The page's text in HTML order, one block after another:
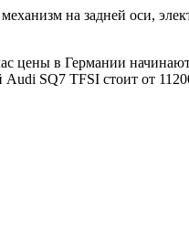
на задней оси,
цены в Германии
SQ7 TFSI стоит от